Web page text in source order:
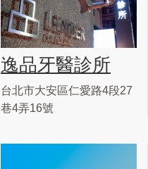
逸品牙醫診所
台北市大安區仁愛路4段27
巷4弄16號